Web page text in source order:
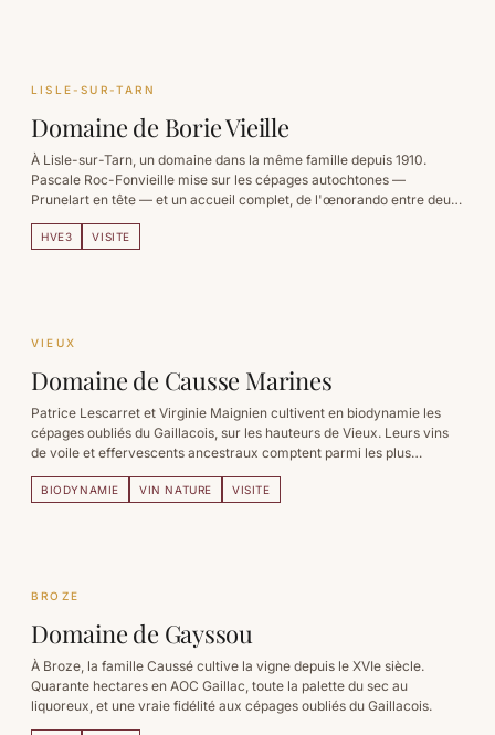
LISLE-SUR-TARN
Domaine de Borie Vieille
À Lisle-sur-Tarn, un domaine dans la même famille depuis 1910.
Pascale Roc-Fonvieille mise sur les cépages autochtones —
Prunelart en tête — et un accueil complet, de l'œnorando entre deux
chapelles à l'apéro-concert d'été.
HVE3 VISITE
VIEUX
Domaine de Causse Marines
Patrice Lescarret et Virginie Maignien cultivent en biodynamie les
cépages oubliés du Gaillacois, sur les hauteurs de Vieux. Leurs vins
de voile et effervescents ancestraux comptent parmi les plus
singuliers du Sud-Ouest.
BIODYNAMIE VIN NATURE VISITE
BROZE
Domaine de Gayssou
À Broze, la famille Caussé cultive la vigne depuis le XVIe siècle.
Quarante hectares en AOC Gaillac, toute la palette du sec au
liquoreux, et une vraie fidélité aux cépages oubliés du Gaillacois.